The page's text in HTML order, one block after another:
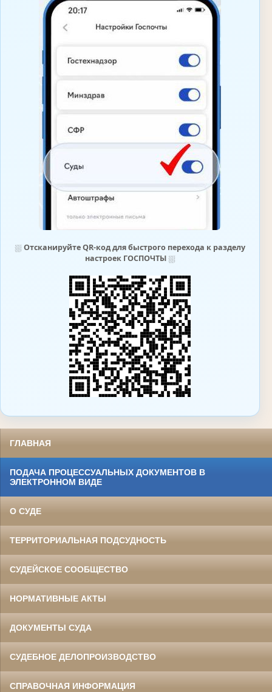
⛆ Отсканируйте QR-код для быстрого перехода к разделу
настроек ГОСПОЧТЫ⛆
ГЛАВНАЯ
ПОДАЧА ПРОЦЕССУАЛЬНЫХ ДОКУМЕНТОВ В
ЭЛЕКТРОННОМ ВИДЕ
О СУДЕ
ТЕРРИТОРИАЛЬНАЯ ПОДСУДНОСТЬ
СУДЕЙСКОЕ СООБЩЕСТВО
НОРМАТИВНЫЕ АКТЫ
ДОКУМЕНТЫ СУДА
СУДЕБНОЕ ДЕЛОПРОИЗВОДСТВО
СПРАВОЧНАЯ ИНФОРМАЦИЯ